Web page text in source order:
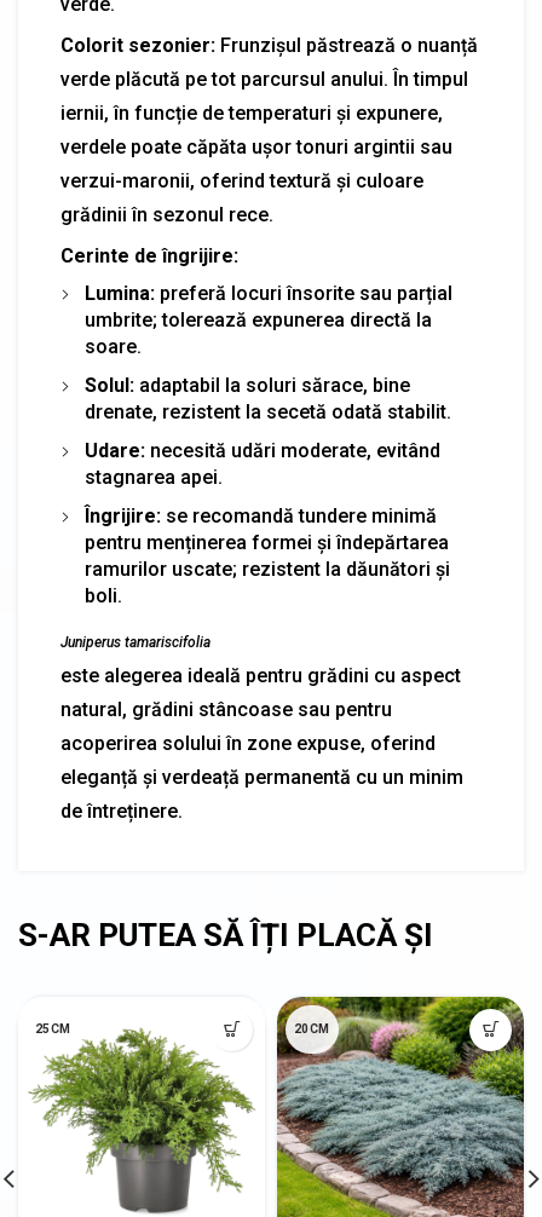
Colorit sezonier: Frunzișul păstrează o nuanță
verde plăcută pe tot parcursul anului. În timpul
iernii, în funcție de temperaturi și expunere,
verdele poate căpăta ușor tonuri argintii sau
verzui-maronii, oferind textură și culoare
grădinii în sezonul rece.
Cerinte de îngrijire:
Lumina: preferă locuri însorite sau parțial
umbrite; tolerează expunerea directă la
soare.
Solul: adaptabil la soluri sărace, bine
drenate, rezistent la secetă odată stabilit.
Udare: necesită udări moderate, evitând
stagnarea apei.
Îngrijire: se recomandă tundere minimă
pentru menținerea formei și îndepărtarea
ramurilor uscate; rezistent la dăunători și
boli.
Juniperus tamariscifolia
este alegerea ideală pentru grădini cu aspect
natural, grădini stâncoase sau pentru
acoperirea solului în zone expuse, oferind
eleganță și verdeață permanentă cu un minim
de întreținere.
25CM 20CM